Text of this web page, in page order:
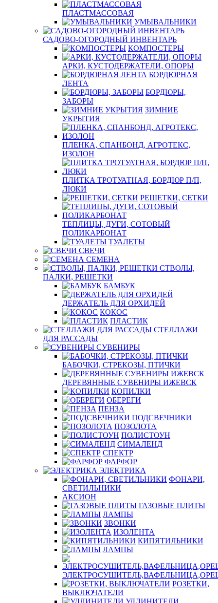
ПЛАСТМАССОВАЯ
УМЫВАЛЬНИКИ
САДОВО-ОГОРОДНЫЙ ИНВЕНТАРЬ
КОМПОСТЕРЫ
АРКИ, КУСТОДЕРЖАТЕЛИ, ОПОРЫ
БОРДЮРНАЯ
ЛЕНТА
БОРДЮРЫ,
ЗАБОРЫ
ЗИМНИЕ
УКРЫТИЯ
ПЛЕНКА, СПАНБОНД, АГРОТЕКС,
ИЗОЛОН
ПЛИТКА ТРОТУАТНАЯ, БОРДЮР П/П,
ЛЮКИ
РЕШЕТКИ, СЕТКИ
ТЕПЛИЦЫ, ДУГИ, СОТОВЫЙ
ПОЛИКАРБОНАТ
ТУАЛЕТЫ
СВЕЧИ
СЕМЕНА
СТВОЛЫ,
ПАЛКИ, РЕШЕТКИ
БАМБУК
ДЕРЖАТЕЛЬ ДЛЯ ОРХИДЕЙ
КОКОС
ПЛАСТИК
СТЕЛЛАЖИ
ДЛЯ РАССАДЫ
СУВЕНИРЫ
БАБОЧКИ, СТРЕКОЗЫ, ПТИЧКИ
ДЕРЕВЯННЫЕ СУВЕНИРЫ ИЖЕВСК
КОПИЛКИ
ОБЕРЕГИ
ПЕНЗА
ПОДСВЕЧНИКИ
ПОЗОЛОТА
ПОЛИСТОУН
СИМАЛЕНД
СПЕКТР
ФАРФОР
ЭЛЕКТРИКА
ФОНАРИ,
СВЕТИЛЬНИКИ
АКСИОН
ГАЗОВЫЕ ПЛИТЫ
ЛАМПЫ
ЗВОНКИ
ИЗОЛЕНТА
КИПЯТИЛЬНИКИ
ЛАМПЫ
РОЗЕТКИ,
ВЫКЛЮЧАТЕЛИ
УДЛИНИТЕЛИ